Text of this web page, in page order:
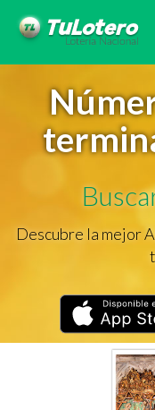
Descubre la mejor